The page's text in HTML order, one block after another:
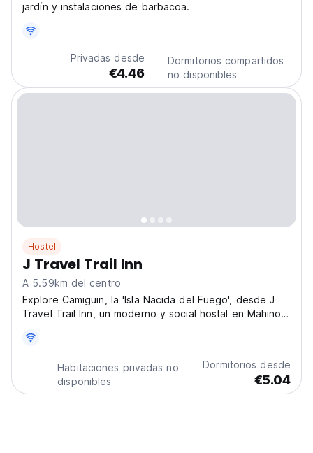
jardín y instalaciones de barbacoa.
Privadas desde
€4.46
Dormitorios compartidos
no disponibles
Hostel
J Travel Trail Inn
A 5.59km del centro
Explore Camiguin, la 'Isla Nacida del Fuego', desde J
Travel Trail Inn, un moderno y social hostal en Mahinog.
volcanes, manantiales y cascadas, y para conectar con
otros exploradores. (Auto-translated...
Habitaciones privadas no
disponibles
Dormitorios desde
€5.04